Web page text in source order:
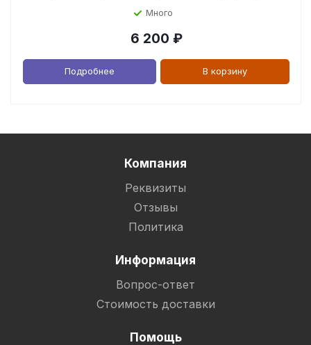
Много
6 200 ₽
Подробнее В корзину
Компания
Реквизиты
Отзывы
Политика
Информация
Вопрос-ответ
Стоимость доставки
Помощь